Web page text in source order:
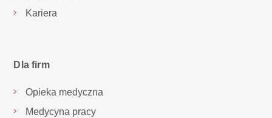
Kariera
Dla firm
Opieka medyczna
Medycyna pracy